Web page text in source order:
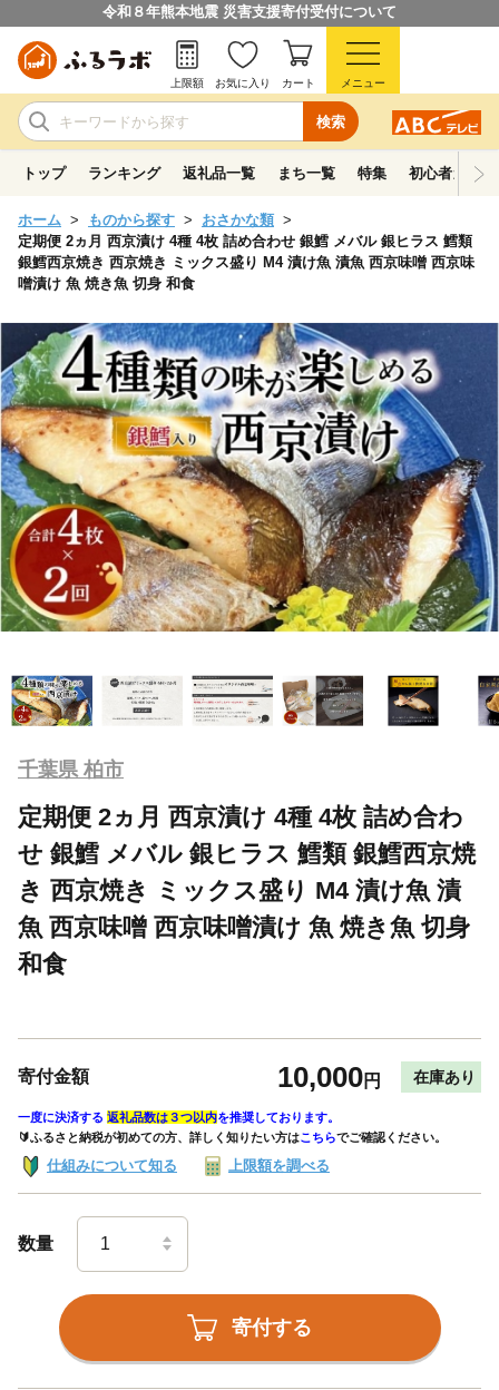
令和８年熊本地震 災害支援寄付受付について
検索
上限額 お気に入り カート メニュー
トップ ランキング 返礼品一覧 まち一覧 特集 初心者ガイド
ホーム ものから探す
おさかな類
定期便 2ヵ月 西京漬け 4種 4枚 詰め合わせ 銀鱈 メバル 銀ヒラス 鱈類
銀鱈西京焼き 西京焼き ミックス盛り M4 漬け魚 漬魚 西京味噌 西京味
噌漬け 魚 焼き魚 切身 和食
千葉県 柏市
定期便 2ヵ月 西京漬け 4種 4枚 詰め合わ
せ 銀鱈 メバル 銀ヒラス 鱈類 銀鱈西京焼
き 西京焼き ミックス盛り M4 漬け魚 漬
魚 西京味噌 西京味噌漬け 魚 焼き魚 切身
和食
寄付金額 10,000円 在庫あり
一度に決済する 返礼品数は３つ以内を推奨しております。
🔰ふるさと納税が初めての方、詳しく知りたい方はこちらでご確認ください。
仕組みについて知る 上限額を調べる
数量
寄付する